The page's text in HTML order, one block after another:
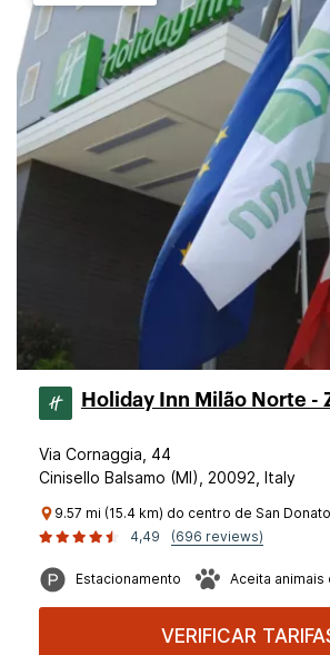
Holiday Inn Milão Norte -
Via Cornaggia, 44
Cinisello Balsamo (MI), 20092, Italy
9.57 mi (15.4 km) do centro de San
4,49
(696 reviews)
Estacionamento Aceita animais
VERIFICAR